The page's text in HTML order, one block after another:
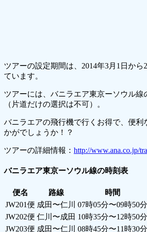
ツアーの設定期間は、2014年3月1日か
ています。
ツアーには、バニラエア東京ーソウル
（片道だけの選択は不可）。
バニラエアの飛行機で行くお得で、便
かがでしょうか！？
ツアーの詳細情報： http://www.ana.co.jp/
バニラエア東京ーソウル線の時刻表
便名 路線 時間
JW201便 成田〜仁川 07時05分〜09時50分
JW202便 仁川〜成田 10時35分〜12時50分
JW203便 成田〜仁川 08時45分〜11時30分